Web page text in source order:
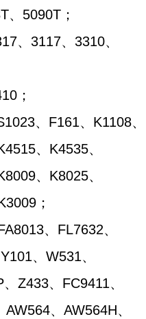
、5090T；
、3117、3310、
；
、F161、K1108、
、K4535、
、K8025、
；
、FL7632、
、W531、
Z433、FC9411、
、AW564H、